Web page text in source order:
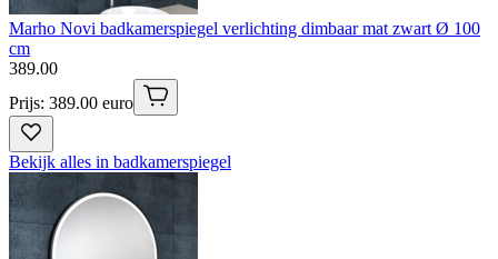
Marho Novi badkamerspiegel verlichting dimbaar mat zwart Ø 100
cm
389.00
Prijs: 389.00 euro
Bekijk alles in badkamerspiegel